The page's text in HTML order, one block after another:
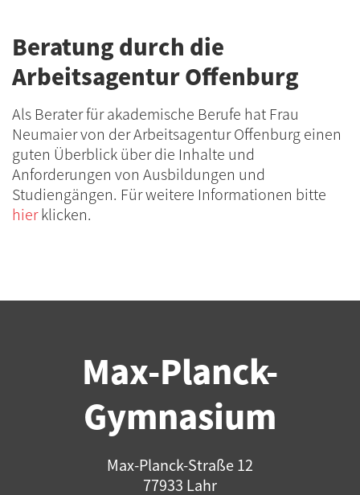
Beratung durch die
Arbeitsagentur Offenburg
Als Berater für akademische Berufe hat Frau
Neumaier von der Arbeitsagentur Offenburg einen
guten Überblick über die Inhalte und
Anforderungen von Ausbildungen und
Studiengängen. Für weitere Informationen bitte
hierklicken.
Max-Planck-
Gymnasium
Max-Planck-Straße 12
77933 Lahr